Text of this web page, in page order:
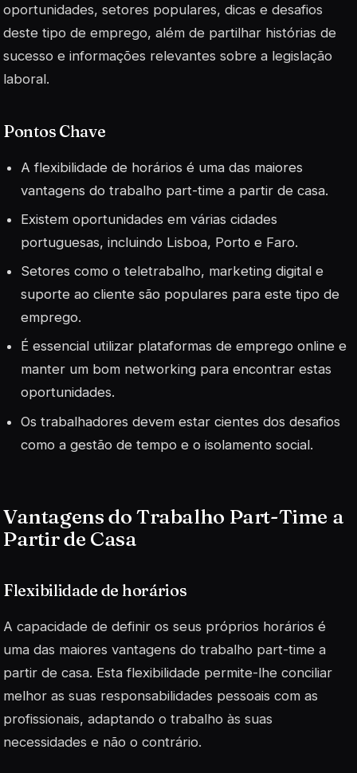
oportunidades, setores populares, dicas e desafios
deste tipo de emprego, além de partilhar histórias de
sucesso e informações relevantes sobre a legislação
laboral.
Pontos Chave
A flexibilidade de horários é uma das maiores
vantagens do trabalho part-time a partir de casa.
Existem oportunidades em várias cidades
portuguesas, incluindo Lisboa, Porto e Faro.
Setores como o teletrabalho, marketing digital e
suporte ao cliente são populares para este tipo de
emprego.
É essencial utilizar plataformas de emprego online e
manter um bom networking para encontrar estas
oportunidades.
Os trabalhadores devem estar cientes dos desafios
como a gestão de tempo e o isolamento social.
Vantagens do Trabalho Part-Time a
Partir de Casa
Flexibilidade de horários
A capacidade de definir os seus próprios horários é
uma das maiores vantagens do trabalho part-time a
partir de casa. Esta flexibilidade permite-lhe conciliar
melhor as suas responsabilidades pessoais com as
profissionais, adaptando o trabalho às suas
necessidades e não o contrário.